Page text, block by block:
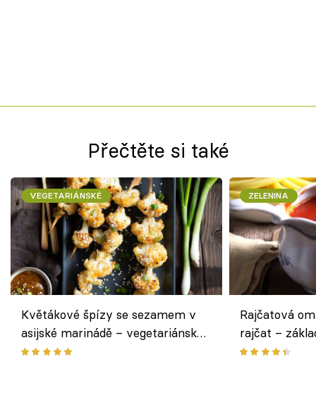
Přečtěte si také
VEGETARIÁNSKÉ
Květákové špízy se sezamem v
asijské marinádě – vegetariánská
chuťovka z grilu
ZELENINA
Rajčatová
rajčat –